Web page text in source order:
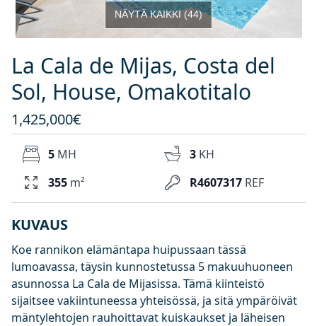
NÄYTÄ KAIKKI(44)
La Cala de Mijas, Costa del
Sol, House, Omakotitalo
1,425,000€
R4607317 REF
5 MH 3 KH
355 m²
KUVAUS
Koe rannikon elämäntapa huipussaan tässä
lumoavassa, täysin kunnostetussa 5 makuuhuoneen
asunnossa La Cala de Mijasissa. Tämä kiinteistö
sijaitsee vakiintuneessa yhteisössä, ja sitä ympäröivät
mäntylehtojen rauhoittavat kuiskaukset ja läheisen